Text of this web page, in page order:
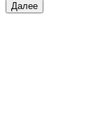
Далее